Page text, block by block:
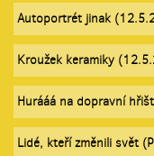
Autoportrét jinak
Kroužek keramiky
Hurááá na dopravní
Lidé, kteří změnili svět